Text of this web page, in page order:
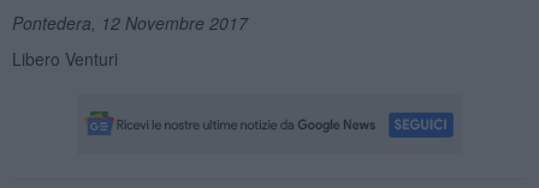
Pontedera, 12 Novembre 2017
Libero Venturi